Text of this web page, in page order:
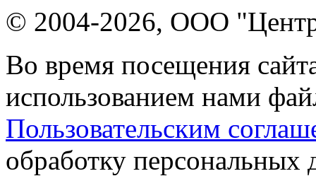
© 2004-2026, ООО "Центр
Во время посещения
использованием нами
Пользовательским
обработку персональных